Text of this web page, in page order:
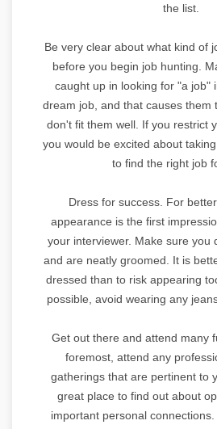
the list.
Be very clear about what kind of
before you begin job hunting.
caught up in looking for "a job"
dream job, and that causes them
don't fit them well. If you restrict
you would be excited about
to find the right job
Dress for success. For
appearance is the first
your interviewer. Make sure you
and are neatly groomed. It is
dressed than to risk appearing
possible, avoid wearing any
Get out there and attend many
foremost, attend any
gatherings that are pertinent to
great place to find out about
important personal